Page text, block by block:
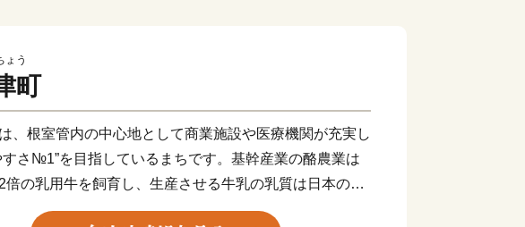
ょう
町
、根室管内の中心地として商業施設や医療機関が充実し
すさ№1”を目指しているまちです。基幹産業の酪農業は
倍の乳用牛を飼育し、生産させる牛乳の乳質は日本のト
ス！ゴーダチーズなどの様々な乳製品に加工されていま